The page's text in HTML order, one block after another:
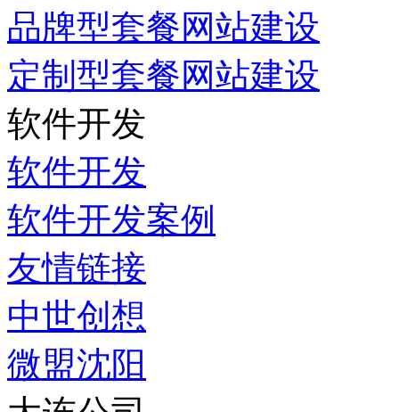
品牌型套餐网站建设
定制型套餐网站建设
软件开发
软件开发
软件开发案例
友情链接
中世创想
微盟沈阳